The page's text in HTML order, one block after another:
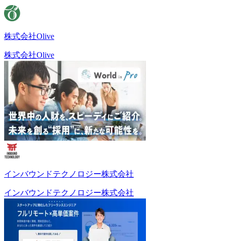
株式会社Olive
株式会社Olive
インバウンドテクノロジー株式会社
インバウンドテクノロジー株式会社